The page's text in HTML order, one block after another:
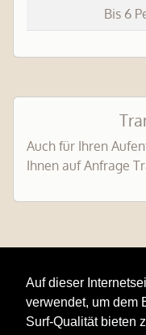
Auf dieser
verwendet, um dem
Surf-Qualität bieten
Bis 6
Auch für Ihren
Ihnen auf Anfrage
Brigitte Krickl Reisen